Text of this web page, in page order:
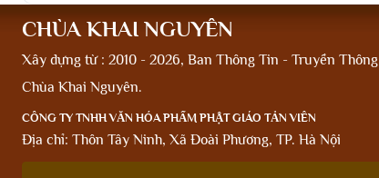
CHÙA KHAI NGUYÊN
Xây dựng từ : 2010 - 2026, Ban Thông Tin - Truyền Thông
Chùa Khai Nguyên.
CÔNG TY TNHH VĂN HÓA PHẨM PHẬT GIÁO TẢN VIÊN
Địa chỉ: Thôn Tây Ninh, Xã Đoài Phương, TP. Hà Nội